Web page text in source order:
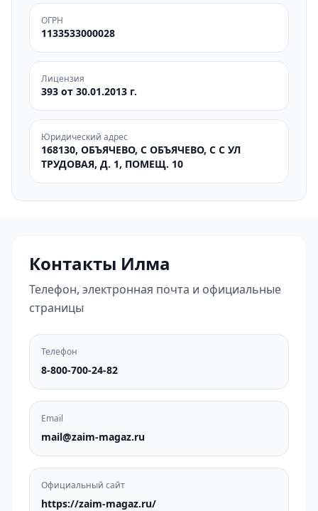
ОГРН
1133533000028
Лицензия
393 от 30.01.2013 г.
Юридический адрес
168130, ОБЪЯЧЕВО, С ОБЪЯЧЕВО, С С УЛ
ТРУДОВАЯ, Д. 1, ПОМЕЩ. 10
Контакты Илма
Телефон, электронная почта и официальные
страницы
Телефон
8-800-700-24-82
Email
mail@zaim-magaz.ru
Официальный сайт
https://zaim-magaz.ru/